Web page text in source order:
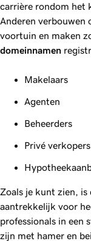
carrière rondom het
Anderen verbouwen
voortuin en maken
domeinnamen
Makelaars
Agenten
Beheerders
Privé verkopers
Zoals je kunt zien, is
aantrekkelijk voor
professionals in een
zijn met hamer en